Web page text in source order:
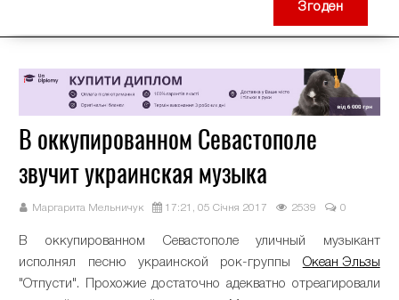
В оккупированном Севастополе
звучит украинская музыка
Маргарита Мельничук 17:21, 05 Січня 2017 2539 0
В оккупированном Севастополе уличный музыкант
исполнял песню украинской рок-группы Океан Эльзы
"Отпусти". Прохожие достаточно адекватно отреагировали
Згоден